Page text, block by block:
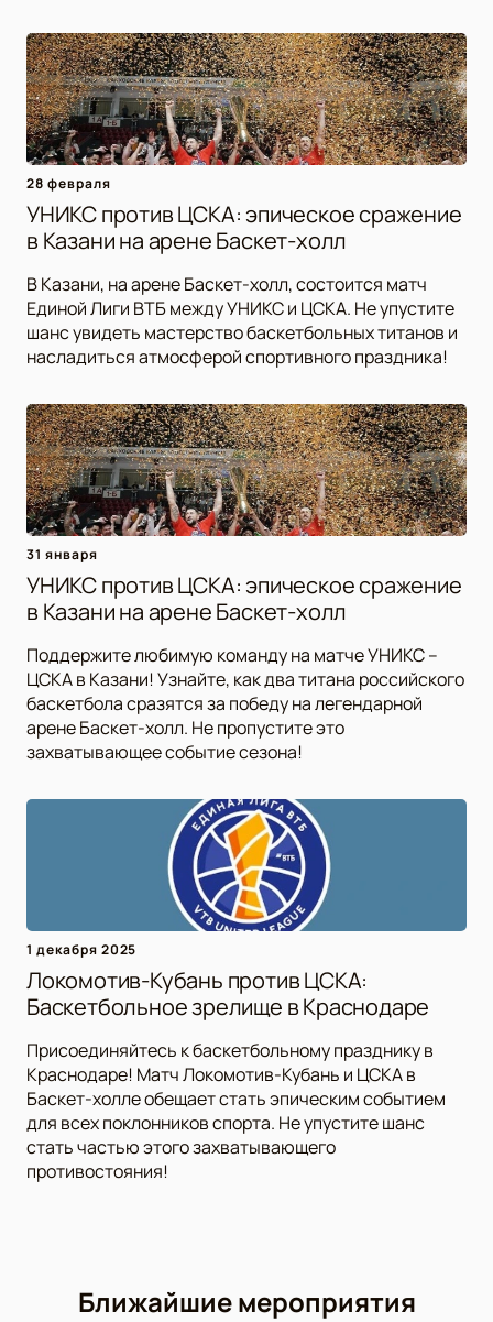
28 февраля
УНИКС против ЦСКА: эпическое сражение
в Казани на арене Баскет-холл
В Казани, на арене Баскет-холл, состоится матч
Единой Лиги ВТБ между УНИКС и ЦСКА. Не упустите
шанс увидеть мастерство баскетбольных титанов и
насладиться атмосферой спортивного праздника!
31 января
УНИКС против ЦСКА: эпическое сражение
в Казани на арене Баскет-холл
Поддержите любимую команду на матче УНИКС –
ЦСКА в Казани! Узнайте, как два титана российского
баскетбола сразятся за победу на легендарной
арене Баскет-холл. Не пропустите это
захватывающее событие сезона!
1 декабря 2025
Локомотив-Кубань против ЦСКА:
Баскетбольное зрелище в Краснодаре
Присоединяйтесь к баскетбольному празднику в
Краснодаре! Матч Локомотив-Кубань и ЦСКА в
Баскет-холле обещает стать эпическим событием
для всех поклонников спорта. Не упустите шанс
стать частью этого захватывающего
противостояния!
Ближайшие мероприятия